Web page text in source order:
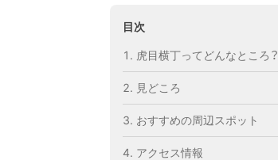
目次
虎目横丁ってどんなところ？
見どころ
おすすめの周辺スポット
アクセス情報